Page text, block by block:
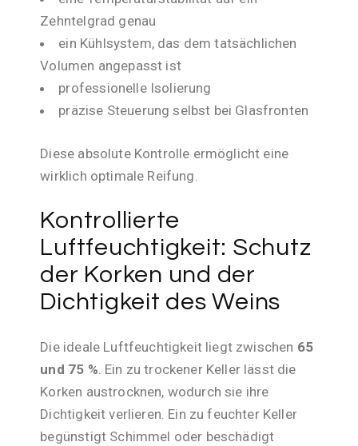
Zehntelgrad genau
ein Kühlsystem, das dem tatsächlichen
Volumen angepasst ist
professionelle Isolierung
präzise Steuerung selbst bei Glasfronten
Diese absolute Kontrolle ermöglicht eine
wirklich optimale Reifung.
Kontrollierte
Luftfeuchtigkeit: Schutz
der Korken und der
Dichtigkeit des Weins
Die ideale Luftfeuchtigkeit liegt zwischen 65
und 75 % . Ein zu trockener Keller lässt die
Korken austrocknen, wodurch sie ihre
Dichtigkeit verlieren. Ein zu feuchter Keller
begünstigt Schimmel oder beschädigt